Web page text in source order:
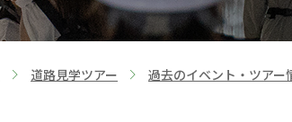
道路見学ツアー
過去のイベント・ツアー